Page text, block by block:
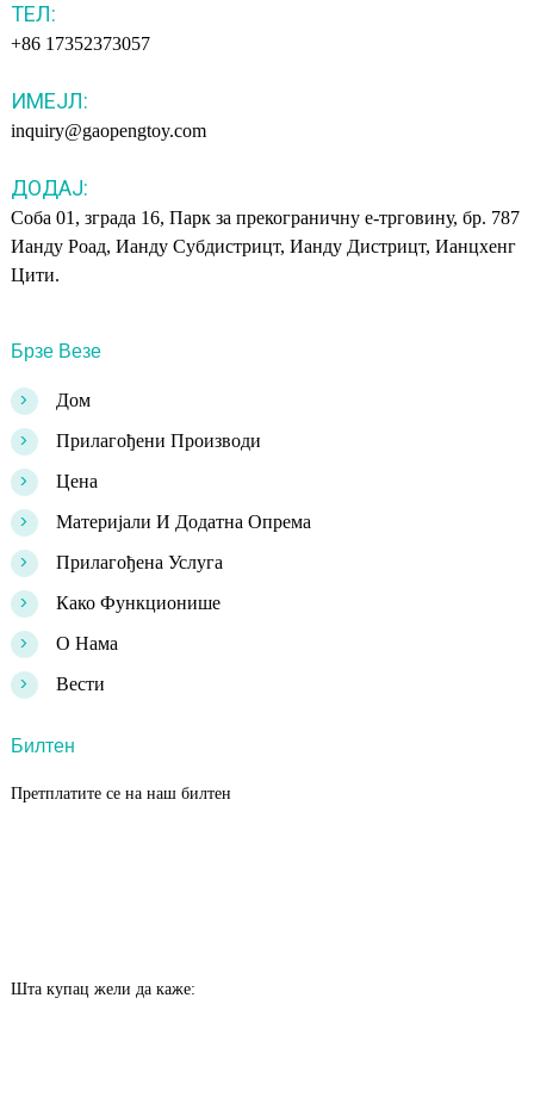
ТЕЛ:
+86 17352373057
ИМЕЈЛ:
inquiry@gaopengtoy.com
ДОДАЈ:
Соба 01, зграда 16, Парк за прекограничну е-трговину, бр. 787
Ианду Роад, Ианду Субдистрицт, Ианду Дистрицт, Ианцхенг
Цити.
Брзе Везе
> Дом
> Прилагођени Производи
> Цена
> Материјали И Додатна Опрема
> Прилагођена Услуга
> Како Функционише
> О Нама
> Вести
Билтен
Претплатите се на наш билтен
Шта купац жели да каже: